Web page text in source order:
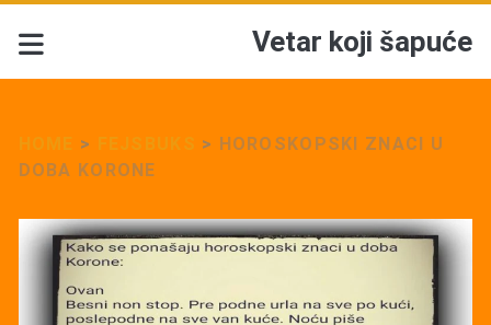
Vetar koji šapuće
> > HOROSKOPSKI ZNACI U
DOBA KORONE